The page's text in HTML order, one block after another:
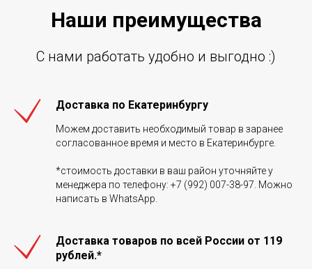
Наши преимущества
С нами работать удобно и выгодно :)
Доставка по Екатеринбургу
Можем доставить необходимый товар в заранее
согласованное время и место в Екатеринбурге.
*стоимость доставки в ваш район уточняйте у
менеджера по телефону: +7 (992) 007-38-97. Можно
написать в WhatsApp.
Доставка товаров по всей России от 119
рублей.*